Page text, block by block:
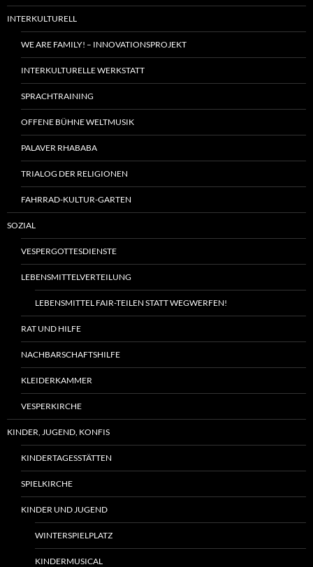
INTERKULTURELL
WE ARE FAMILY! – INNOVATIONSPROJEKT
INTERKULTURELLE WERKSTATT
SPRACHTRAINING
OFFENE BÜHNE WELTMUSIK
PALAVER RHABABA
TRIALOG DER RELIGIONEN
FAHRRAD-KULTUR-GARTEN
SOZIAL
VESPERGOTTESDIENSTE
LEBENSMITTELVERTEILUNG
LEBENSMITTEL FAIR-TEILEN STATT WEGWERFEN!
RAT UND HILFE
NACHBARSCHAFTSHILFE
KLEIDERKAMMER
VESPERKIRCHE
KINDER, JUGEND, KONFIS
KINDERTAGESSTÄTTEN
SPIELKIRCHE
KINDER UND JUGEND
WINTERSPIELPLATZ
KINDERMUSICAL